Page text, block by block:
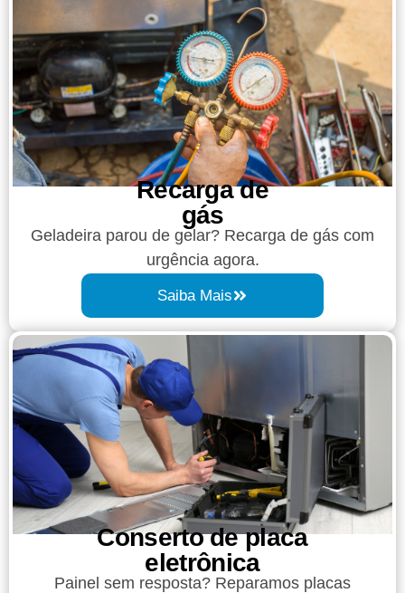
Recarga de
gás
Geladeira parou de gelar? Recarga de gás com
urgência agora.
Saiba Mais
Conserto de placa
eletrônica
Painel sem resposta? Reparamos placas